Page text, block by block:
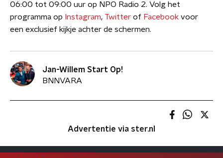
06:00 tot 09:00 uur op NPO Radio 2. Volg het
programma op Instagram, Twitter of Facebook voor
een exclusief kijkje achter de schermen.
Jan-Willem Start Op!
BNNVARA
Advertentie via ster.nl